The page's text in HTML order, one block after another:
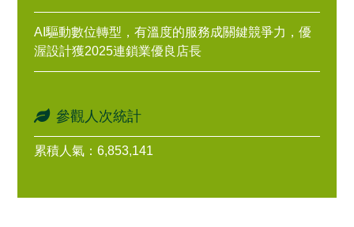
AI驅動數位轉型，有溫度的服務成關鍵競爭力，優
渥設計獲2025連鎖業優良店長
參觀人次統計
累積人氣：6,853,141